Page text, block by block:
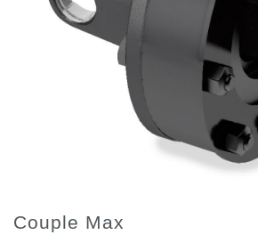
Distributeurs
Valves à cartouche
Limiteur de pression en ligne
Servocommandes
Composants électroniques pour
Échange thermique
Couple Max